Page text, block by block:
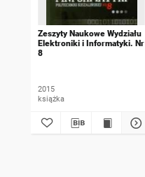
Zeszyty Naukowe Wydziału
Elektroniki i Informatyki. Nr
8
2015
książka